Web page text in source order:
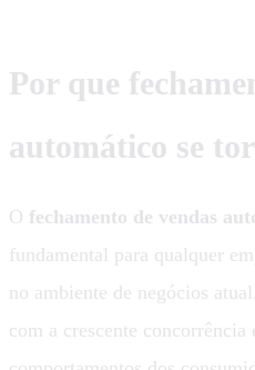
Por que
automático se
O fechamento de vendas
fundamental para qualquer
no ambiente de negócios
com a crescente concorrência